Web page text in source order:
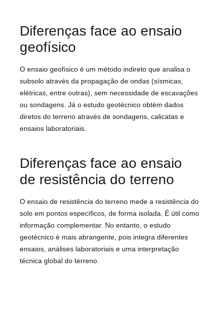
Diferenças face ao ensaio
geofísico
O ensaio geofísico é um método indireto que analisa o
subsolo através da propagação de ondas (sísmicas,
elétricas, entre outras), sem necessidade de escavações
ou sondagens. Já o estudo geotécnico obtém dados
diretos do terreno através de sondagens, calicatas e
ensaios laboratoriais.
Diferenças face ao ensaio
de resistência do terreno
O ensaio de resistência do terreno mede a resistência do
solo em pontos específicos, de forma isolada. É útil como
informação complementar. No entanto, o estudo
geotécnico é mais abrangente, pois integra diferentes
ensaios, análises laboratoriais e uma interpretação
técnica global do terreno.